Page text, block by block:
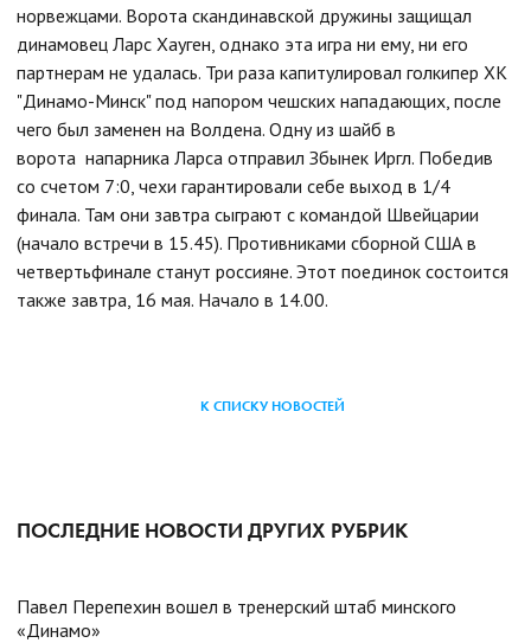
норвежцами. Ворота скандинавской дружины защищал
динамовец Ларс Хауген, однако эта игра ни ему, ни его
партнерам не удалась. Три раза капитулировал голкипер ХК
"Динамо-Минск" под напором чешских нападающих, после
чего был заменен на Волдена. Одну из шайб в
ворота напарника Ларса отправил Збынек Иргл. Победив
со счетом 7:0, чехи гарантировали себе выход в 1/4
финала. Там они завтра сыграют с командой Швейцарии
(начало встречи в 15.45). Противниками сборной США в
четвертьфинале станут россияне. Этот поединок состоится
также завтра, 16 мая. Начало в 14.00.
К СПИСКУ НОВОСТЕЙ
ПОСЛЕДНИЕ НОВОСТИ ДРУГИХ РУБРИК
Павел Перепехин вошел в тренерский штаб минского
«Динамо»